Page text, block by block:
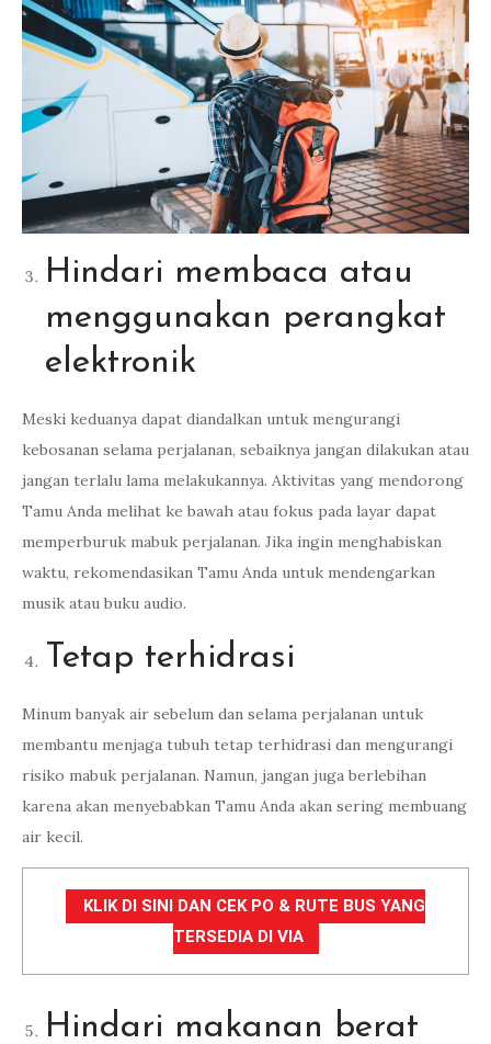
Hindari membaca atau
menggunakan perangkat
elektronik
Meski keduanya dapat diandalkan untuk mengurangi
kebosanan selama perjalanan, sebaiknya jangan dilakukan atau
jangan terlalu lama melakukannya. Aktivitas yang mendorong
Tamu Anda melihat ke bawah atau fokus pada layar dapat
memperburuk mabuk perjalanan. Jika ingin menghabiskan
waktu, rekomendasikan Tamu Anda untuk mendengarkan
musik atau buku audio.
Tetap terhidrasi
Minum banyak air sebelum dan selama perjalanan untuk
membantu menjaga tubuh tetap terhidrasi dan mengurangi
risiko mabuk perjalanan. Namun, jangan juga berlebihan
karena akan menyebabkan Tamu Anda akan sering membuang
air kecil.
KLIK DI SINI DAN CEK PO & RUTE BUS YANG
TERSEDIA DI VIA
Hindari makanan berat